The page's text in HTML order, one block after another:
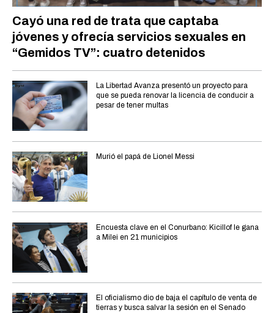
Cayó una red de trata que captaba
jóvenes y ofrecía servicios sexuales en
“Gemidos TV”: cuatro detenidos
La Libertad Avanza presentó un proyecto para
que se pueda renovar la licencia de conducir a
pesar de tener multas
Murió el papá de Lionel Messi
Encuesta clave en el Conurbano: Kicillof le gana
a Milei en 21 municipios
El oficialismo dio de baja el capítulo de venta de
tierras y busca salvar la sesión en el Senado